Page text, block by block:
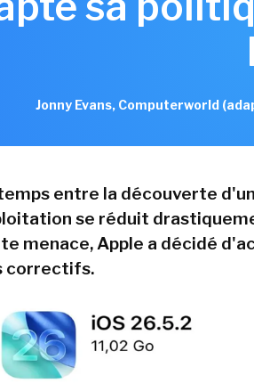
Jonny Evans, Computerworld
entre la découverte
se réduit
menace, Apple a décidé
correctifs.